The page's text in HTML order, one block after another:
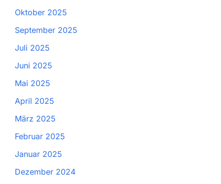
Oktober 2025
September 2025
Juli 2025
Juni 2025
Mai 2025
April 2025
März 2025
Februar 2025
Januar 2025
Dezember 2024